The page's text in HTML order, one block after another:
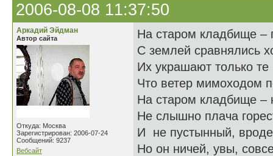
2006-08-08 11:37:50
Аркадий Эйдман
Автор сайта
Откуда: Москва
Зарегистрирован: 2006-07-24
Сообщений: 9237
Вебсайт
На старом кладбище –
С землей сравнялись
Их украшают только те
Что ветер мимоходом
На старом кладбище –
Не слышно плача
И не пустынный,
Но он ничей, увы,